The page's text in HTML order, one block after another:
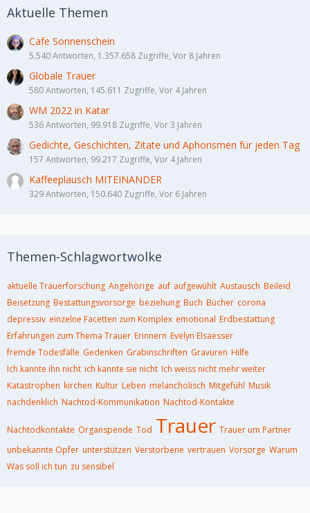
Aktuelle Themen
Cafe Sonnenschein
5.540 Antworten, 1.357.658 Zugriffe, Vor 8 Jahren
Globale Trauer
580 Antworten, 145.611 Zugriffe, Vor 4 Jahren
WM 2022 in Katar
536 Antworten, 99.918 Zugriffe, Vor 3 Jahren
Gedichte, Geschichten, Zitate und Aphorismen für jeden Tag
157 Antworten, 99.217 Zugriffe, Vor 4 Jahren
Kaffeeplausch MITEINANDER
329 Antworten, 150.640 Zugriffe, Vor 6 Jahren
Themen-Schlagwortwolke
aktuelle Trauerforschung Angehörige auf aufgewühlt Austausch Beileid
Beisetzung Bestattungsvorsorge beziehung Buch Bücher corona
depressiv einzelne Facetten zum Komplex emotional Erdbestattung
Erfahrungen zum Thema Trauer Erinnern Evelyn Elsaesser
fremde Todesfälle Gedenken Grabinschriften Gravuren Hilfe
Ich kannte ihn nicht ich kannte sie nicht Ich weiss nicht mehr weiter
Katastrophen kirchen Kultur Leben melancholisch Mitgefühl Musik
nachdenklich Nachtod-Kommunikation Nachtod-Kontakte
Nachtodkontakte Organspende Tod Trauer Trauer um Partner
unbekannte Opfer unterstützen Verstorbene vertrauen Vorsorge Warum
Was soll ich tun zu sensibel